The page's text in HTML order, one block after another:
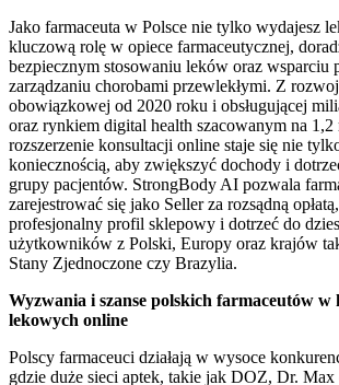
Jako farmaceuta w Polsce nie tylko wydajesz
kluczową rolę w opiece farmaceutycznej,
bezpiecznym stosowaniu leków oraz wsparciu
zarządzaniu chorobami przewlekłymi. Z
obowiązkowej od 2020 roku i obsługującej
oraz rynkiem digital health szacowanym na
rozszerzenie konsultacji online staje się nie
koniecznością, aby zwiększyć dochody i
grupy pacjentów. StrongBody AI pozwala
zarejestrować się jako Seller za rozsądną
profesjonalny profil sklepowy i dotrzeć do
użytkowników z Polski, Europy oraz krajów
Stany Zjednoczone czy Brazylia.
Wyzwania i szanse polskich farmaceutów w
lekowych online
Polscy farmaceuci działają w wysoce
gdzie duże sieci aptek, takie jak DOZ, Dr.